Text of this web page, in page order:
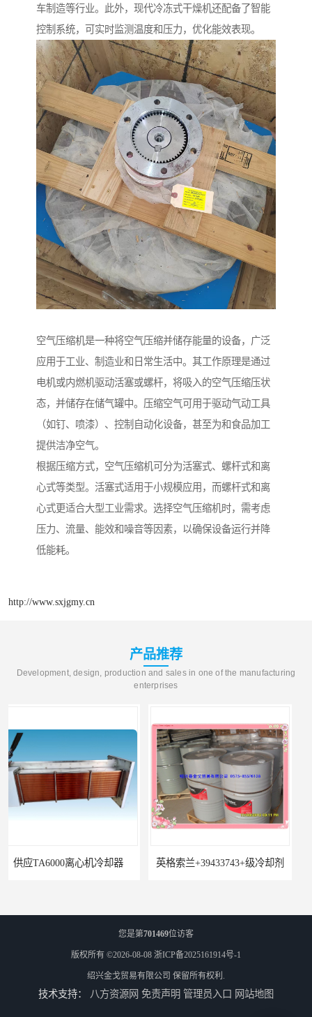
车制造等行业。此外，现代冷冻式干燥机还配备了智能
控制系统，可实时监测温度和压力，优化能效表现。
空气压缩机是一种将空气压缩并储存能量的设备，广泛
应用于工业、制造业和日常生活中。其工作原理是通过
电机或内燃机驱动活塞或螺杆，将吸入的空气压缩压状
态，并储存在储气罐中。压缩空气可用于驱动气动工具
（如钉、喷漆）、控制自动化设备，甚至为和食品加工
提供洁净空气。
根据压缩方式，空气压缩机可分为活塞式、螺杆式和离
心式等类型。活塞式适用于小规模应用，而螺杆式和离
心式更适合大型工业需求。选择空气压缩机时，需考虑
压力、流量、能效和噪音等因素，以确保设备运行并降
低能耗。
http://www.sxjgmy.cn
产品推荐
Development, design, production and sales in one of the manufacturing
enterprises
英格索兰+39433743+级冷却剂 22531636冷却器
您是第701469位访客
版权所有 ©2026-08-08 浙ICP备2025161914号-1
绍兴金戈贸易有限公司 保留所有权利.
技术支持： 八方资源网 免责声明 管理员入口 网站地图